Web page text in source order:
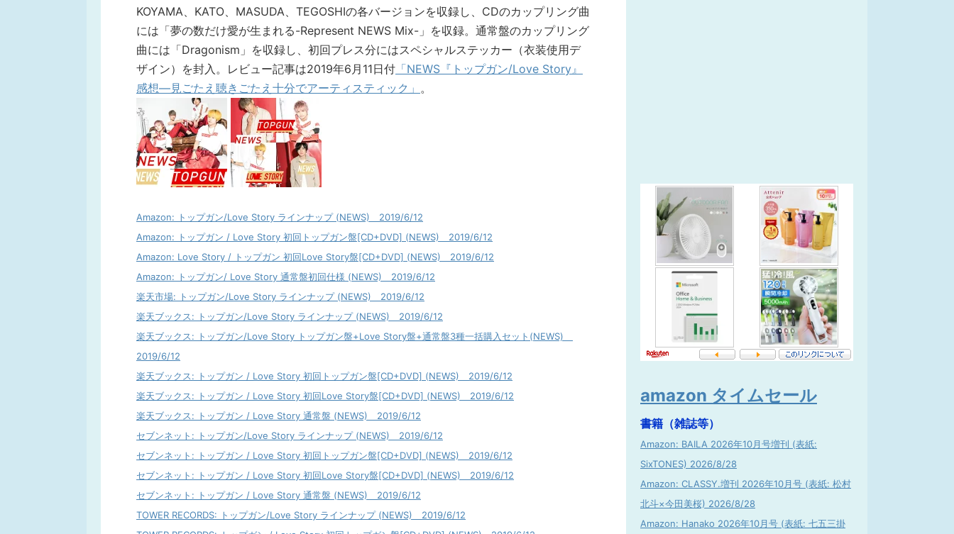
KOYAMA、KATO、MASUDA、TEGOSHIの各バージョンを収録し、CDのカップリング曲
には「夢の数だけ愛が生まれる-Represent NEWS Mix-」を収録。通常盤のカップリング
曲には「Dragonism」を収録し、初回プレス分にはスペシャルステッカー（衣装使用デ
ザイン）を封入。レビュー記事は2019年6月11日付 「NEWS『トップガン/Love Story』
感想―見ごたえ聴きごたえ十分でアーティスティック」 。
Amazon: トップガン/Love Story ラインナップ (NEWS) 2019/6/12
Amazon: トップガン / Love Story 初回トップガン盤[CD+DVD] (NEWS) 2019/6/12
Amazon: Love Story / トップガン 初回Love Story盤[CD+DVD] (NEWS) 2019/6/12
Amazon: トップガン/ Love Story 通常盤初回仕様 (NEWS) 2019/6/12
楽天市場: トップガン/Love Story ラインナップ (NEWS) 2019/6/12
楽天ブックス: トップガン/Love Story ラインナップ (NEWS) 2019/6/12
楽天ブックス: トップガン/Love Story トップガン盤+Love Story盤+通常盤3種一括購入セット(NEWS)
2019/6/12
楽天ブックス: トップガン / Love Story 初回トップガン盤[CD+DVD] (NEWS) 2019/6/12
楽天ブックス: トップガン / Love Story 初回Love Story盤[CD+DVD] (NEWS) 2019/6/12
楽天ブックス: トップガン / Love Story 通常盤 (NEWS) 2019/6/12
セブンネット: トップガン/Love Story ラインナップ (NEWS) 2019/6/12
セブンネット: トップガン / Love Story 初回トップガン盤[CD+DVD] (NEWS) 2019/6/12
セブンネット: トップガン / Love Story 初回Love Story盤[CD+DVD] (NEWS) 2019/6/12
セブンネット: トップガン / Love Story 通常盤 (NEWS) 2019/6/12
TOWER RECORDS: トップガン/Love Story ラインナップ (NEWS) 2019/6/12
amazon タイムセール
書籍（雑誌等）
Amazon: BAILA 2026年10月号増刊 (表紙:
SixTONES) 2026/8/28
Amazon: CLASSY.増刊 2026年10月号 (表紙: 松村
北斗×今田美桜) 2026/8/28
Amazon: Hanako 2026年10月号 (表紙: 七五三掛